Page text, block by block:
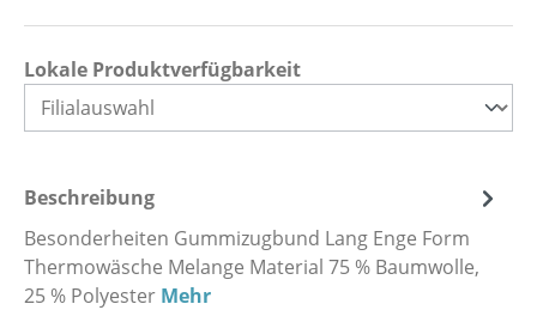
Lokale Produktverfügbarkeit
Beschreibung
Besonderheiten Gummizugbund Lang Enge Form
Thermowäsche Melange Material 75 % Baumwolle,
25 % Polyester Mehr